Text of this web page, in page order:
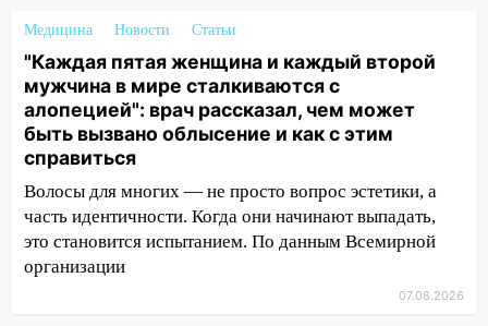
подростка в сквере
13:01 В Димитровграде мужчина
выбросил из машины страйкбольную
гранату: его задержали
12:34 На Ульяновскую область
надвигается сильнейшая непогода: град
и шквал до 27 м/с
12:31 Ульяновец хотел купить иномарку
из Европы и потерял 760 тысяч рублей
Медицина Новости Статьи
"Каждая пятая женщина и каждый второй
мужчина в мире сталкиваются с
алопецией": врач рассказал, чем может
быть вызвано облысение и как с этим
справиться
Волосы для многих — не просто вопрос эстетики, а
часть идентичности. Когда они начинают выпадать,
это становится испытанием. По данным Всемирной
организации
07.08.2026